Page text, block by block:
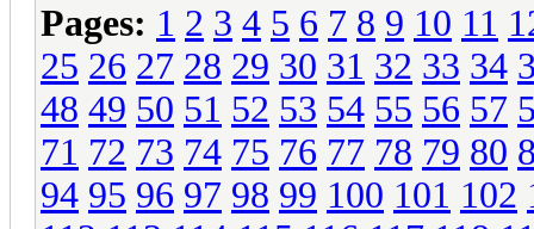
Pages: 1 2 3 4 5 6 7 8 9 10 11
25 26 27 28 29 30 31 32 33 34
48 49 50 51 52 53 54 55 56 57
71 72 73 74 75 76 77 78 79 80
94 95 96 97 98 99 100 101 102